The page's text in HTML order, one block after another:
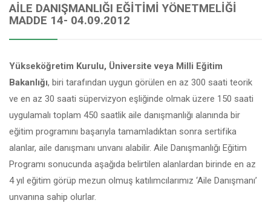
AILE DANIŞMANLIĞI EĞITIMI YÖNETMELIĞI
MADDE 14- 04.09.2012
Yükseköğretim Kurulu, Üniversite veya Milli Eğitim
Bakanlığı, biri tarafından uygun görülen en az 300 saati teorik
ve en az 30 saati süpervizyon eşliğinde olmak üzere 150 saati
uygulamalı toplam 450 saatlik aile danışmanlığı alanında bir
eğitim programını başarıyla tamamladıktan sonra sertifika
alanlar, aile danışmanı unvanı alabilir. Aile Danışmanlığı Eğitim
Programı sonucunda aşağıda belirtilen alanlardan birinde en az
4 yıl eğitim görüp mezun olmuş katılımcılarımız ‘Aile Danışmanı’
unvanına sahip olurlar.